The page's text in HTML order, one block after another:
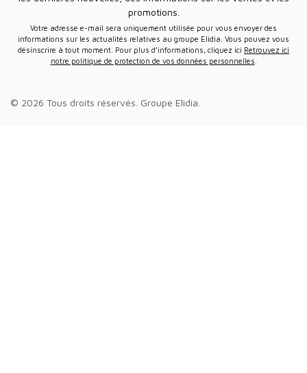
promotions.
Votre adresse e-mail sera uniquement utilisée pour vous envoyer des
informations sur les actualités relatives au groupe Elidia. Vous pouvez vous
désinscrire à tout moment. Pour plus d’informations, cliquez ici Retrouvez ici
notre politique de protection de vos données personnelles
© 2026 Tous droits réservés. Groupe Elidia